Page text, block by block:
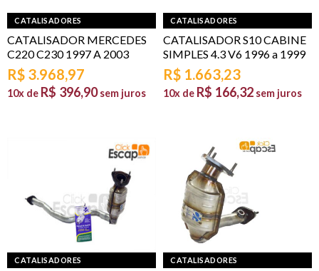
CATALISADORES
CATALISADOR MERCEDES
C220 C230 1997 A 2003
R$ 3.968,97
10x de R$ 396,90 sem juros
CATALISADORES
CATALISADOR S10 CABINE
SIMPLES 4.3 V6 1996 a 1999
R$ 1.663,23
10x de R$ 166,32 sem juros
CATALISADORES CATALISADORES